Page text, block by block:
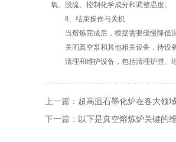
氧、脱硫、控制化学成分和调整温度。
8、结束操作与关机
当熔炼完成后，根据需要缓慢降低温
关闭真空泵和其他相关设备，待设备
清理和维护设备，包括清理炉膛、坩
上一篇： 超高温石墨化炉在各大领
下一篇： 以下是真空熔炼炉关键的